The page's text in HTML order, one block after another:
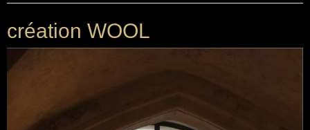
création WOOL